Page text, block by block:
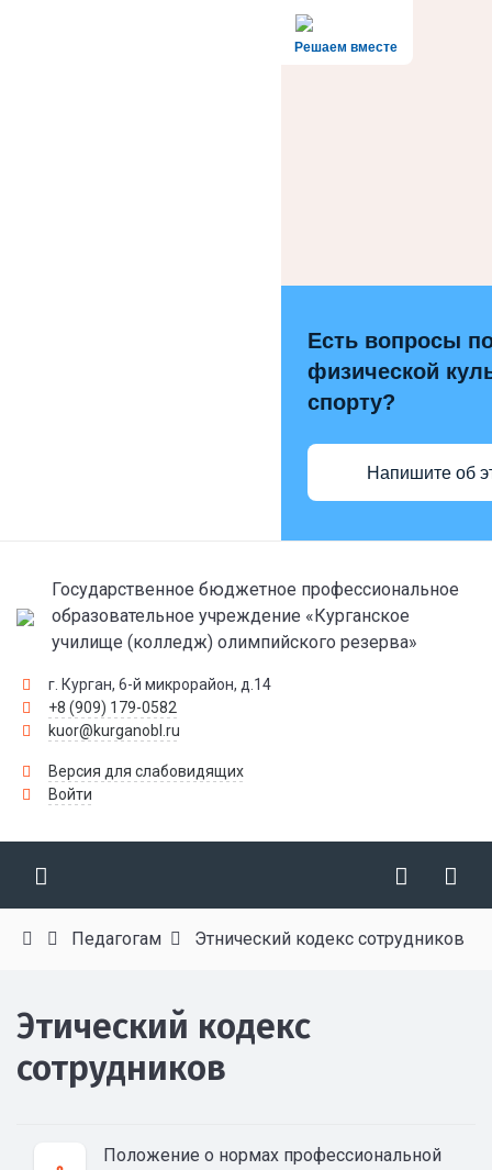
Решаем вместе
Есть вопросы
физической
спорту?
Напишите об
Государственное бюджетное профессиональное
образовательное учреждение «Курганское
училище (колледж) олимпийского резерва»
г. Курган, 6-й микрорайон, д.14
+8 (909) 179-0582
kuor@kurganobl.ru
Версия для слабовидящих
Войти
Педагогам Этнический кодекс сотрудников
Этический кодекс
сотрудников
Положение о нормах профессиональной